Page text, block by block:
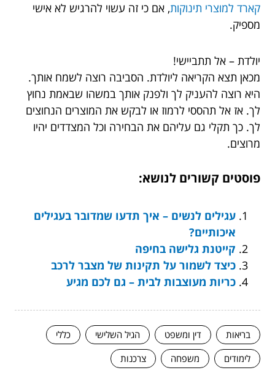
קארד למוצרי תינוקות, אם כי זה עשוי להרגיש לא אישי
מספיק.
יולדת – אל תתביישי!
מכאן תצא הקריאה ליולדת. הסביבה רוצה לשמח אותך.
היא רוצה להעניק לך ולפנק אותך במשהו שבאמת נחוץ
לך. אז אל תהססי לרמוז או לבקש את המוצרים הנחוצים
לך. כך תקלי גם עליהם את הבחירה וכל המצדדים יהיו
מרוצים.
פוסטים קשורים לנושא:
עגילים לנשים – איך תדעו שמדובר בעגילים
איכותיים?
קייטנת גלישה בחיפה
כיצד לשמור על תקינות של מצבר לרכב
כריות מעוצבות לבית – גם לכם מגיע
בריאות דין ומשפט הגיל השלישי
כללי
לימודים
משפחה צרכנות